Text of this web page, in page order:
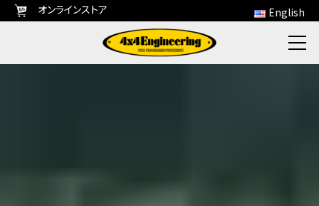
オンラインストア English